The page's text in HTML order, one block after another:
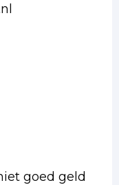
goed geld